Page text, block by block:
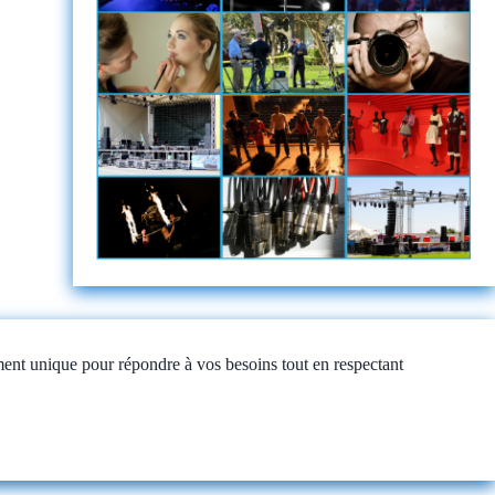
unique pour répondre à vos besoins tout en respectant